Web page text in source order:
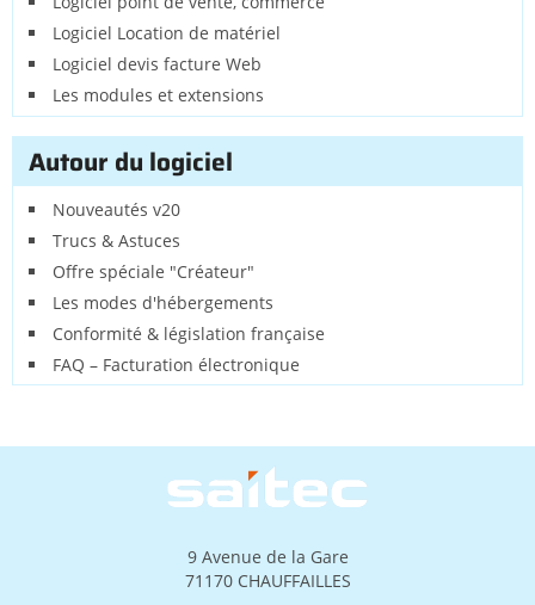
Logiciel Location de matériel
Logiciel devis facture Web
Les modules et extensions
Autour du logiciel
Nouveautés v20
Trucs & Astuces
Offre spéciale "Créateur"
Les modes d'hébergements
Conformité & législation française
FAQ – Facturation électronique
9 Avenue de la Gare
71170 CHAUFFAILLES